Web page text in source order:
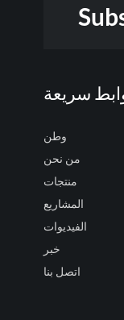
سريعة
وطن
من نحن
منتجات
المشاريع
الفيديوات
خبر
اتصل بنا